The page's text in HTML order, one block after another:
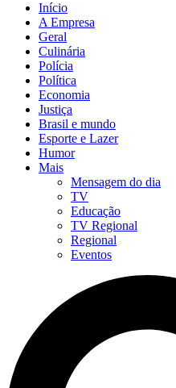
Início
A Empresa
Geral
Culinária
Polícia
Política
Economia
Justiça
Brasil e mundo
Esporte e Lazer
Humor
Mais
Mensagem do dia
TV
Educação
TV Regional
Regional
Eventos